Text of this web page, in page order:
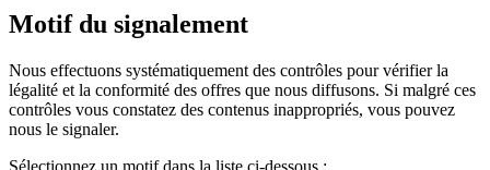
Motif du signalement
Nous effectuons systématiquement des contrôles pour vérifier la
légalité et la conformité des offres que nous diffusons. Si malgré ces
contrôles vous constatez des contenus inappropriés, vous pouvez
nous le signaler.
Sélectionnez un motif dans la liste ci-dessous :